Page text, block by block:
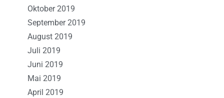
Oktober 2019
September 2019
August 2019
Juli 2019
Juni 2019
Mai 2019
April 2019